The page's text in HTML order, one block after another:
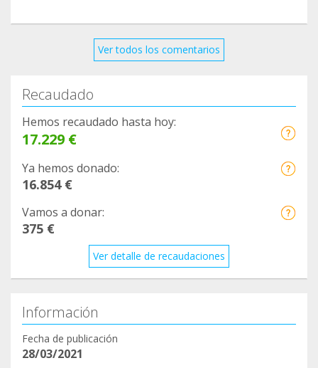
Ver todos los comentarios
Recaudado
Hemos recaudado hasta hoy:
17.229 €
Ya hemos donado:
16.854 €
Vamos a donar:
375 €
Ver detalle de recaudaciones
Información
Fecha de publicación
28/03/2021